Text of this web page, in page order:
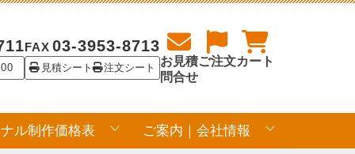
FAX 03-3953-8713
見積シート 注文シート
お見積
問合せ
ご注文カート
ル制作価格表 ご案内｜会社情報